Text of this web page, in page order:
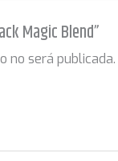
Magic Blend”
no será publicada.